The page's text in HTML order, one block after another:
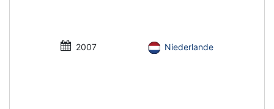
2007 Niederlande